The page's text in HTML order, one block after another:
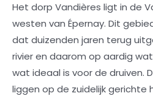
Het dorp Vandières ligt in de
westen van Épernay. Dit
dat duizenden jaren terug
rivier en daarom op aardig wat
wat ideaal is voor de druiven.
liggen op de zuidelijk gerichte